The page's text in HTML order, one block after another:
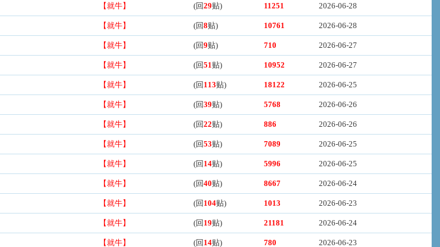
【就牛】 (回29贴) 11251 2026-06-28
【就牛】 (回8贴) 10761 2026-06-28
【就牛】 (回9贴) 710 2026-06-27
【就牛】 (回51贴) 10952 2026-06-27
【就牛】 (回 113贴) 18122 2026-06-25
【就牛】 (回39贴) 5768 2026-06-26
【就牛】 (回22贴) 886 2026-06-26
【就牛】 (回53贴) 7089 2026-06-25
【就牛】 (回 14贴) 5996 2026-06-25
【就牛】 (回40贴) 8667 2026-06-24
【就牛】 (回 104贴) 1013 2026-06-23
【就牛】 (回 19贴) 21181 2026-06-24
【就牛】 (回 14贴) 780 2026-06-23